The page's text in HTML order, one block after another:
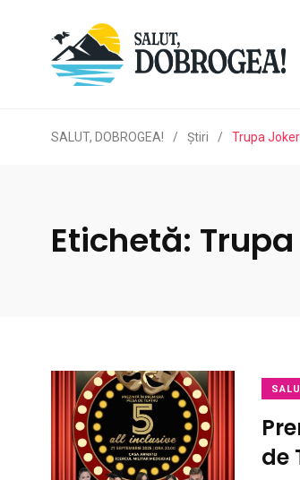
SALUT, DOBROGEA! / Ştiri / Trupa Joker
Etichetă:
de